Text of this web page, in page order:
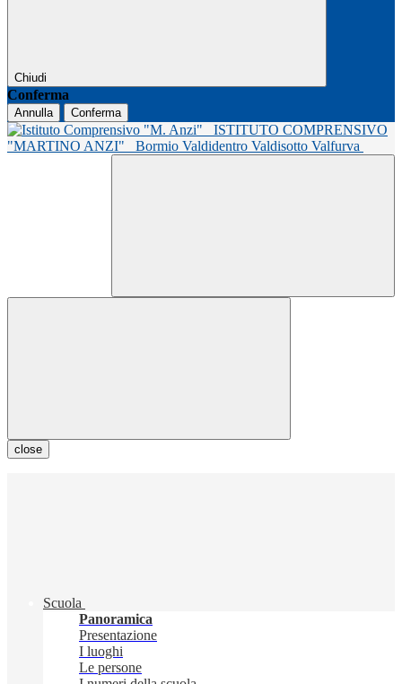
Chiudi
Conferma
Annulla Conferma
ISTITUTO COMPRENSIVO
"MARTINO ANZI"
Bormio Valdidentro Valdisotto Valfurva
close
Scuola
Panoramica
Presentazione
I luoghi
Le persone